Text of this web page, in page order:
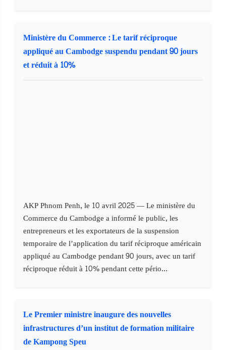
Ministère du Commerce : Le tarif réciproque
appliqué au Cambodge suspendu pendant 90 jours
et réduit à 10%
AKP Phnom Penh, le 10 avril 2025 — Le ministère du
Commerce du Cambodge a informé le public, les
entrepreneurs et les exportateurs de la suspension
temporaire de l’application du tarif réciproque américain
appliqué au Cambodge pendant 90 jours, avec un tarif
réciproque réduit à 10% pendant cette pério...
Le Premier ministre inaugure des nouvelles
infrastructures d’un institut de formation militaire
de Kampong Speu